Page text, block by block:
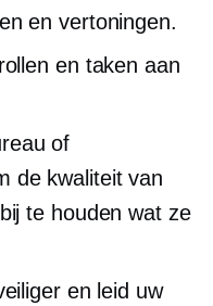
en vertoningen.
en taken aan
of
de kwaliteit van
te houden wat ze
en leid uw